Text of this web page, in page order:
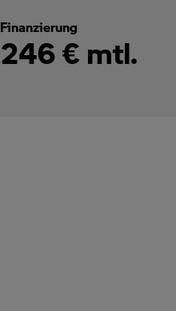
Finanzierung
246 € mtl.